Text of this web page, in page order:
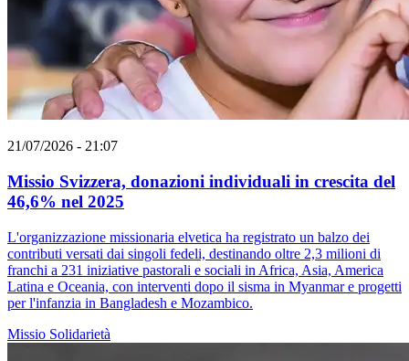
21/07/2026 - 21:07
Missio Svizzera, donazioni individuali in crescita del
46,6% nel 2025
L'organizzazione missionaria elvetica ha registrato un balzo dei
contributi versati dai singoli fedeli, destinando oltre 2,3 milioni di
franchi a 231 iniziative pastorali e sociali in Africa, Asia, America
Latina e Oceania, con interventi dopo il sisma in Myanmar e progetti
per l'infanzia in Bangladesh e Mozambico.
Missio Solidarietà